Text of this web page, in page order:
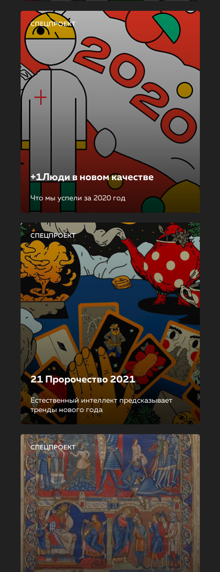
СПЕЦПРОЕКТ
+1Люди в новом качестве
Что мы успели за 2020 год
СПЕЦПРОЕКТ
21 Пророчество 2021
Естественный интеллект предсказывает
тренды нового года
СПЕЦПРОЕКТ